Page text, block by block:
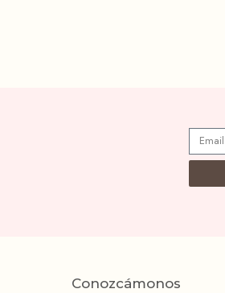
Conozcámonos